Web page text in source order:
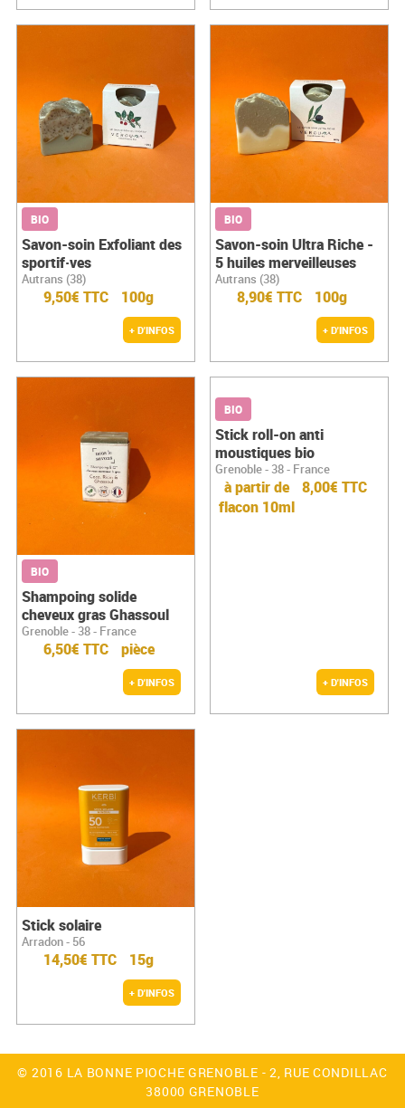
BIO
Savon-soin Exfoliant des
sportif·ves
Autrans (38)
9,50€ TTC 100g
+ D'INFOS
BIO
Savon-soin Ultra Riche -
5 huiles merveilleuses
Autrans (38)
8,90€ TTC 100g
+ D'INFOS
BIO
Shampoing solide
cheveux gras Ghassoul
Grenoble - 38 - France
6,50€ TTC pièce
+ D'INFOS
BIO
Stick roll-on anti
moustiques bio
Grenoble - 38 - France
à partir de
8,00€ TTC
flacon 10ml
+ D'INFOS
Stick solaire
Arradon - 56
14,50€ TTC 15g
+ D'INFOS
© 2016 LA BONNE PIOCHE GRENOBLE - 2, RUE CONDILLAC
38000 GRENOBLE